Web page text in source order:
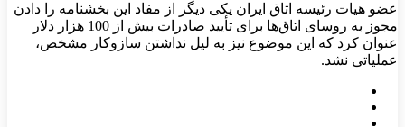
عضو هیات رئیسه اتاق ایران یکی دیگر از مفاد این بخشنامه را دادن
مجوز به روسای اتاق‌ها برای تأیید صادرات بیش از 100 هزار دلار
عنوان کرد که این موضوع نیز به لیل نداشتن سازوکار مشخص،
عملیاتی نشد.